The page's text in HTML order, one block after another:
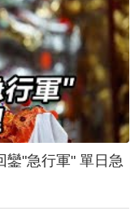
行軍" 單日急